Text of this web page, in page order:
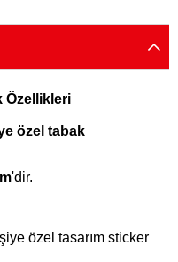
Özellikleri
özel tabak
'dir.
özel tasarım sticker